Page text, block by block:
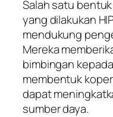
Salah satu
yang dilakukan
mendukung
Mereka
bimbingan
membentuk
dapat
sumber daya.